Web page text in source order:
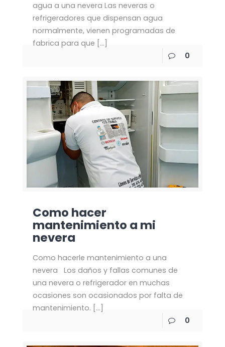
agua a una nevera Las neveras o
refrigeradores que dispensan agua
normalmente, vienen programadas de
fabrica para que […]
0
Como hacer
mantenimiento a mi
nevera
Como hacerle mantenimiento a una
nevera Los daños y fallas comunes de
una nevera o refrigerador en muchas
ocasiones son ocasionados por falta de
mantenimiento. […]
0